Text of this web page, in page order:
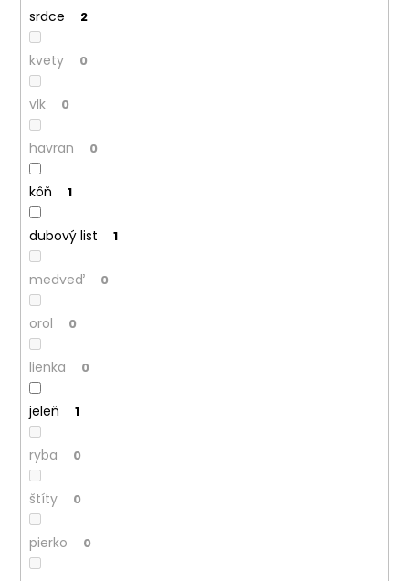
srdce 2
kvety 0
vlk 0
havran 0
kôň 1
dubový list 1
medveď 0
orol 0
lienka 0
jeleň 1
ryba 0
štíty 0
pierko 0